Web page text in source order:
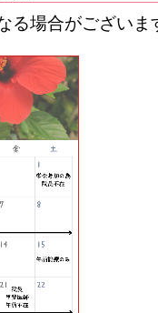
る場合がござい